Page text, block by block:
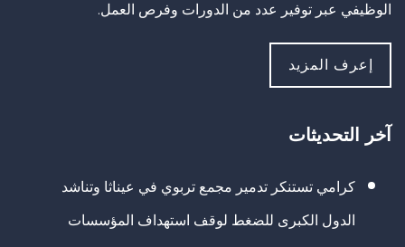
الوظيفي عبر توفير عدد من الدورات وفرص العمل.
إعرف المزيد
آخر التحديثات
كرامي تستنكر تدمير مجمع تربوي في عيناثا وتناشد
الدول الكبرى للضغط لوقف استهداف المؤسسات